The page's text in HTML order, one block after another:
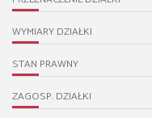
WYMIARY DZIAŁKI
STAN PRAWNY
ZAGOSP. DZIAŁKI